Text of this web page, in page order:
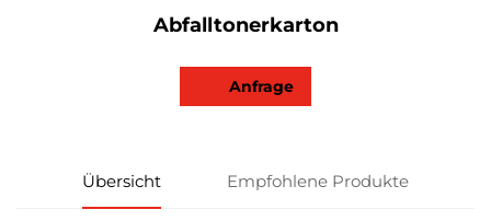
Abfalltonerkarton
Anfrage
Übersicht Empfohlene Produkte